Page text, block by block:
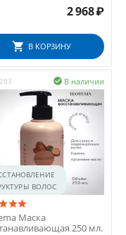
2 968₽
В КОРЗИНУ
В наличии

ВОЛОС
Маска
250 мл.